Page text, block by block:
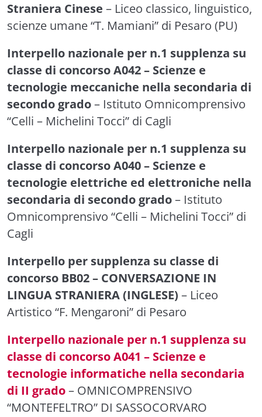
Straniera Cinese – Liceo classico, linguistico,
scienze umane “T. Mamiani” di Pesaro (PU)
Interpello nazionale per n.1 supplenza su
classe di concorso A042 – Scienze e
tecnologie meccaniche nella secondaria di
secondo grado– Istituto Omnicomprensivo
“Celli – Michelini Tocci” di Cagli
Interpello nazionale per n.1 supplenza su
classe di concorso A040 – Scienze e
tecnologie elettriche ed elettroniche nella
secondaria di secondo grado– Istituto
Omnicomprensivo “Celli – Michelini Tocci” di
Cagli
Interpello per supplenza su classe di
concorso BB02 – CONVERSAZIONE IN
LINGUA STRANIERA (INGLESE) – Liceo
Artistico “F. Mengaroni” di Pesaro
Interpello nazionale per n.1 supplenza su
classe di concorso A041 – Scienze e
tecnologie informatiche nella secondaria
di II grado– OMNICOMPRENSIVO
“MONTEFELTRO” DI SASSOCORVARO